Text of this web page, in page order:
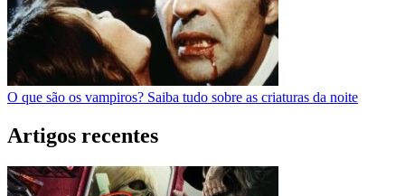
O que são os vampiros? Saiba tudo sobre as criaturas da noite
Artigos recentes